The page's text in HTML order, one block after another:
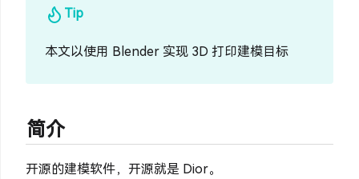
Tip
本文以使用 Blender 实现 3D 打印建模目标
简介
开源的建模软件，开源就是 Dior。